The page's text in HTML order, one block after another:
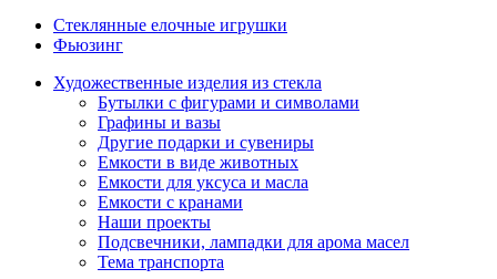
Стеклянные елочные игрушки
Фьюзинг
Художественные изделия из стекла
Бутылки с фигурами и символами
Графины и вазы
Другие подарки и сувениры
Емкости в виде животных
Емкости для уксуса и масла
Емкости с кранами
Наши проекты
Подсвечники, лампадки для арома масел
Тема транспорта